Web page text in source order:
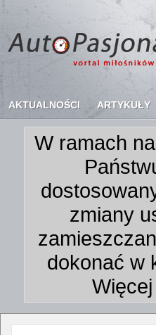
AKTUALNOŚCI ARTYKUŁY
W ramach
zmiany
dokonać w